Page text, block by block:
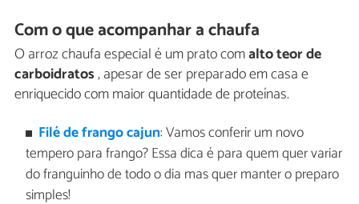
Com o que acompanhar a chaufa
O arroz chaufa especial é um prato comalto teor de
carboidratos, apesar de ser preparado em casa e
enriquecido com maior quantidade de proteínas.
Filé de frango cajun: Vamos conferir um novo
tempero para frango? Essa dica é para quem quer variar
do franguinho de todo o dia mas quer manter o preparo
simples!